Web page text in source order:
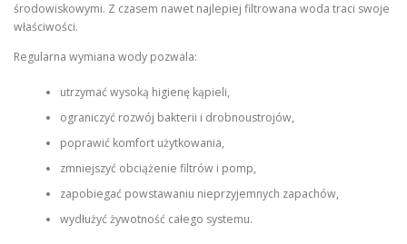
środowiskowymi. Z czasem nawet najlepiej filtrowana woda traci swoje
właściwości.
Regularna wymiana wody pozwala:
utrzymać wysoką higienę kąpieli,
ograniczyć rozwój bakterii i drobnoustrojów,
poprawić komfort użytkowania,
zmniejszyć obciążenie filtrów i pomp,
zapobiegać powstawaniu nieprzyjemnych zapachów,
wydłużyć żywotność całego systemu.